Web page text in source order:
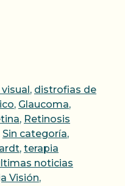
, distrofias de
, Glaucoma,
, Retinosis
Sin categoría,
, terapia
noticias
Visión,